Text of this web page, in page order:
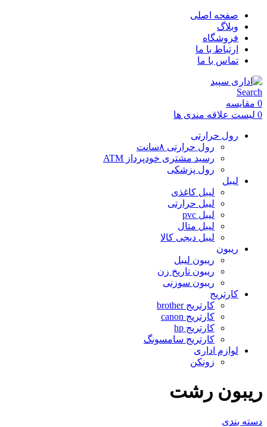
صفحه اصلی
وبلاگ
فروشگاه
ارتباط با ما
تماس با ما
Search
0 مقایسه
0 لیست علاقه مندی ها
رول حرارتی
رول حرارتی ۸سانت
رسید مشتری خودپرداز ATM
رول پزشکی
لیبل
لیبل کاغذی
لیبل حرارتی
لیبل pvc
لیبل متال
لیبل دیجی کالا
ریبون
ریبون لیبل
ریبون تاریخ زن
ریبون سوزنی
کارتریج
کارتریج brother
کارتریج canon
کارتریج hp
کارتریج سامسونگ
لوازم اداری
زونکن
ریبون رشت
دسته بندی